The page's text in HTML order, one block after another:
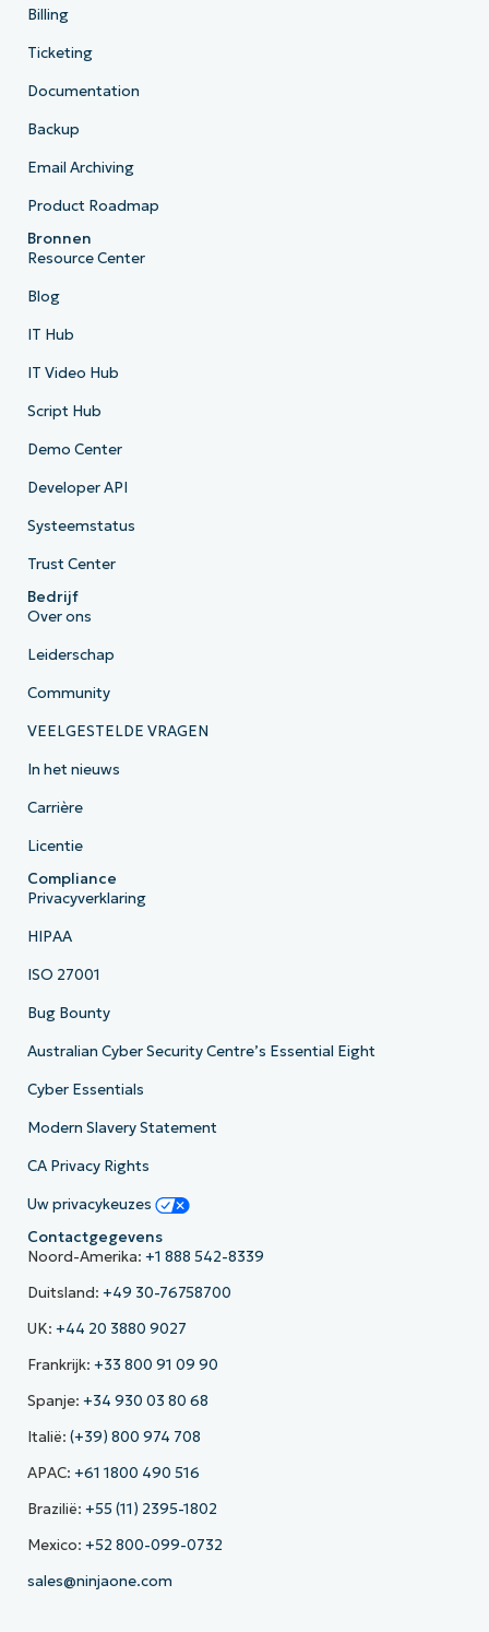
Billing
Ticketing
Documentation
Backup
Email Archiving
Product Roadmap
Bronnen
Resource Center
Blog
IT Hub
IT Video Hub
Script Hub
Demo Center
Developer API
Systeemstatus
Trust Center
Bedrijf
Over ons
Leiderschap
Community
VEELGESTELDE VRAGEN
In het nieuws
Carrière
Licentie
Compliance
Privacyverklaring
HIPAA
ISO 27001
Bug Bounty
Australian Cyber Security Centre’s Essential Eight
Cyber Essentials
Modern Slavery Statement
CA Privacy Rights
Uw privacykeuzes
Contactgegevens
Noord-Amerika: +1 888 542-8339
Duitsland: +49 30-76758700
UK: +44 20 3880 9027
Frankrijk: +33 800 91 09 90
Spanje: +34 930 03 80 68
Italië: (+39) 800 974 708
APAC: +61 1800 490 516
Brazilië: +55 (11) 2395-1802
Mexico: +52 800-099-0732
sales@ninjaone.com